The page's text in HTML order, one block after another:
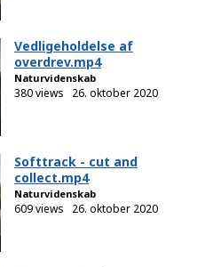
Vedligeholdelse af
overdrev.mp4
Naturvidenskab
380 views 26. oktober 2020
Softtrack - cut and
collect.mp4
Naturvidenskab
609 views 26. oktober 2020